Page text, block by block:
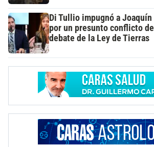
Di Tullio impugnó a Joaquín
por un presunto conflicto
debate de la Ley de Tierras